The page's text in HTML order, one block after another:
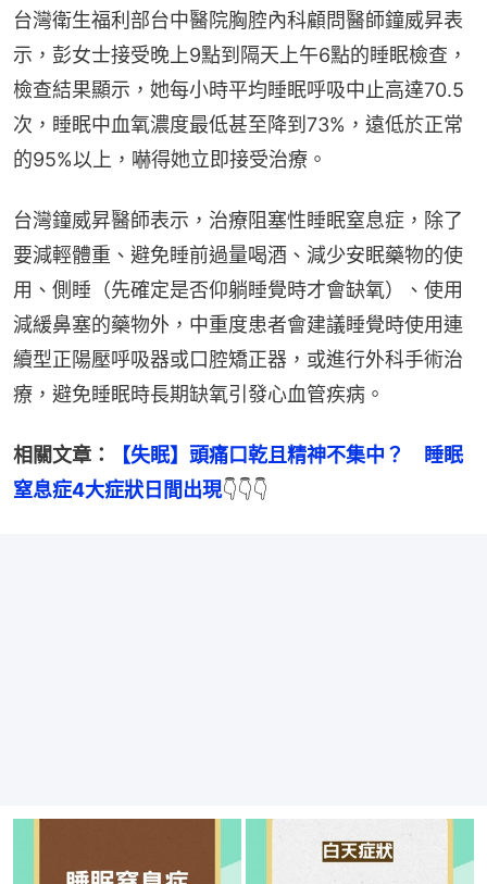
台灣衛生福利部台中醫院胸腔內科顧問醫師鐘威昇表
示，彭女士接受晚上9點到隔天上午6點的睡眠檢查，
檢查結果顯示，她每小時平均睡眠呼吸中止高達70.5
次，睡眠中血氧濃度最低甚至降到73%，遠低於正常
的95%以上，嚇得她立即接受治療。
台灣鐘威昇醫師表示，治療阻塞性睡眠窒息症，除了
要減輕體重、避免睡前過量喝酒、減少安眠藥物的使
用、側睡（先確定是否仰躺睡覺時才會缺氧）、使用
減緩鼻塞的藥物外，中重度患者會建議睡覺時使用連
續型正陽壓呼吸器或口腔矯正器，或進行外科手術治
療，避免睡眠時長期缺氧引發心血管疾病。
相關文章：
【失眠】頭痛口乾且精神不集中？　睡眠
窒息症4大症狀日間出現👇👇👇